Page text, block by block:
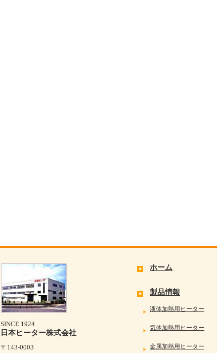
SINCE 1924
日本ヒーター株式会社
〒143-0003
ホーム
製品情報
液体加熱用ヒーター
気体加熱用ヒーター
金属加熱用ヒーター